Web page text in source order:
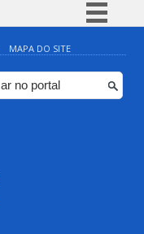
Simplifique!
Comunica BR
Participe
MAPA DO SITE